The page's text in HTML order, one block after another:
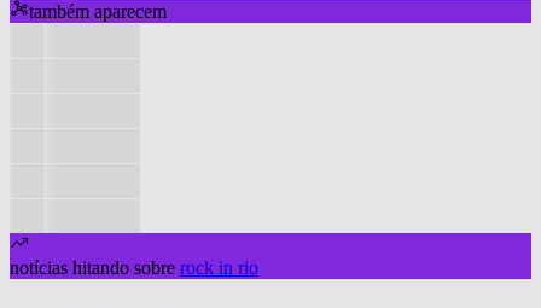
também aparecem
notícias hitando sobre rock in rio